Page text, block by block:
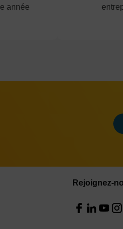
année
Rejoignez-